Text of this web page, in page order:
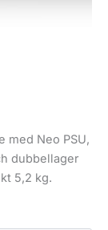
med Neo PSU,
dubbellager
5,2 kg.